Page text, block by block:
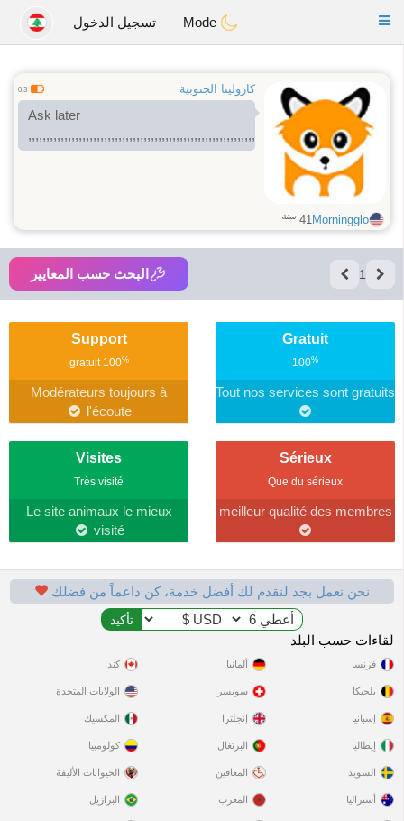
Animour
Toggle
تسجيل الدخول
كارولينا الجنوبية 0.3
Ask later
,,,,,,,,,,,,,,,,,,,,,,,,,,,,,,,,,,,,,,,,,,,,,,,,,,,,,,,,,,,,,,,,
Morningglo
41 سنة
1 البحث حسب المعايير
Gratuit
100%
Tout nos services sont gratuits
Support
100%
gratuit
Modérateurs toujours à
l'écoute
Sérieux
Que du sérieux
meilleur qualité des membres
Visites
Très visité
Le site animaux le mieux
visité
نحن نعمل بجد لنقدم لك أفضل خدمة، كن داعماً من فضلك
لقاءات حسب البلد
فرنسا
بلجيكا
إسبانيا
إيطاليا
السويد
ألمانيا
سويسرا
إنجلترا
البرتغال
المعاقين
كندا
الولايات المتحدة
المكسيك
كولومبيا
الحيوانات الأليفة
أستراليا المغرب البرازيل